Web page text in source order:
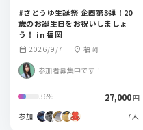
#さとうゆ生誕祭 企画第3弾！20
歳のお誕生日をお祝いしましょ
う！ in 福岡
calendar_month 2026/9/7 location_on 福岡
参加者募集中です！
36% 27,000円
参加
7人